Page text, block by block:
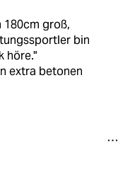
180cm groß,
bin
höre."
extra betonen